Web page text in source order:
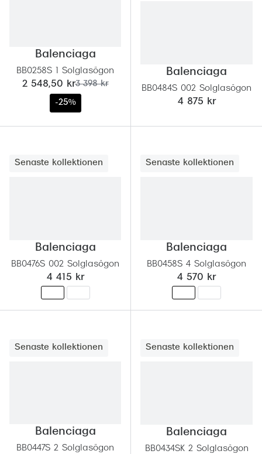
Balenciaga
BB0258S 1 Solglasögon
nu:
2 548,50 krtidigare pris:
3 398 kr
-25%
Balenciaga
BB0484S 002 Solglasögon
4 875 kr
Senaste kollektionen
Balenciaga
BB0476S 002 Solglasögon
4 415 kr
Senaste kollektionen
Balenciaga
BB0458S 4 Solglasögon
4 570 kr
Senaste kollektionen
Balenciaga
BB0447S 2 Solglasögon
Senaste kollektionen
Balenciaga
BB0434SK 2 Solglasögon